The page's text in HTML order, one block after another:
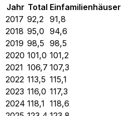
Jahr Total Einfamilienhäuser
2017 92,2 91,8
2018 95,0 94,6
2019 98,5 98,5
2020 101,0 101,2
2021 106,7 107,3
2022 113,5 115,1
2023 116,0 117,3
2024 118,1 118,6